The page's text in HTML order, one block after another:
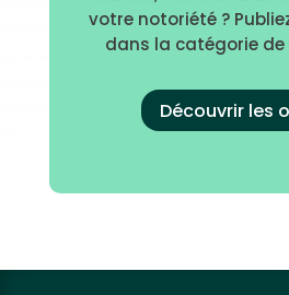
votre notoriété ?
dans la catégorie de
Découvrir les